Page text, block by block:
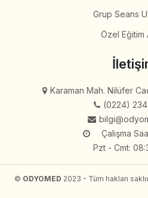
Grup Seans
Özel Eğitim
Karaman Mah. Nilüfer
(0224)
Çalışma
Pzt - Cmt:
© ODYOMED 2023 - Tüm hakları